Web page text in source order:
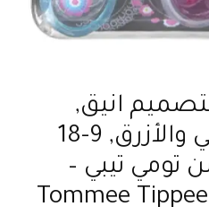
انيق,
باللونين البنفسجي والأزرق, 9-18
تومي تيبي –
Tommee